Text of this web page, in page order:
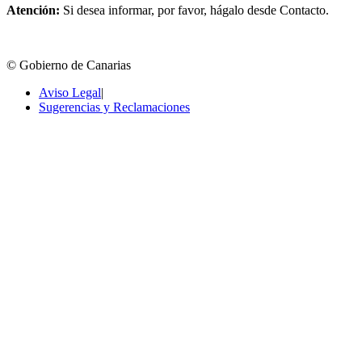
Atención: Si desea informar, por favor, hágalo desde Contacto.
© Gobierno de Canarias
Aviso Legal|
Sugerencias y Reclamaciones